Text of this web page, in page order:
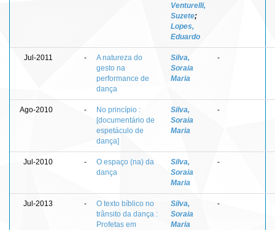
Venturelli,
Suzete;
Lopes,
Eduardo
Jul-2011 -
A natureza do
gesto na
performance de
dança
Silva,
Soraia
Maria
-
Ago-2010 -
No princípio :
[documentário de
espetáculo de
dança]
Silva,
Soraia
Maria
-
Jul-2010 -
O espaço (na) da
dança
Silva,
Soraia
Maria
-
Jul-2013 -
O texto bíblico no
trânsito da dança :
Profetas em
Silva,
Soraia
Maria
-